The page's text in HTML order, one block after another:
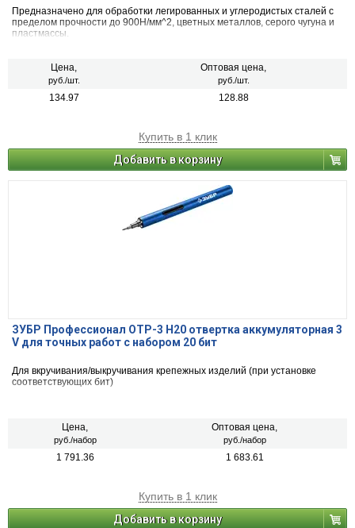
Предназначено для обработки легированных и углеродистых сталей с
пределом прочности до 900Н/мм^2, цветных металлов, серого чугуна и
пластмассы.
Цена,
руб./шт.
Оптовая цена,
руб./шт.
134.97 128.88
Купить в 1 клик
Добавить в корзину
ЗУБР Профессионал ОТР-3 Н20 отвертка аккумуляторная 3
V для точных работ с набором 20 бит
Для вкручивания/выкручивания крепежных изделий (при установке
соответствующих бит)
Цена,
руб./набор
Оптовая цена,
руб./набор
1 791.36 1 683.61
Купить в 1 клик
Добавить в корзину